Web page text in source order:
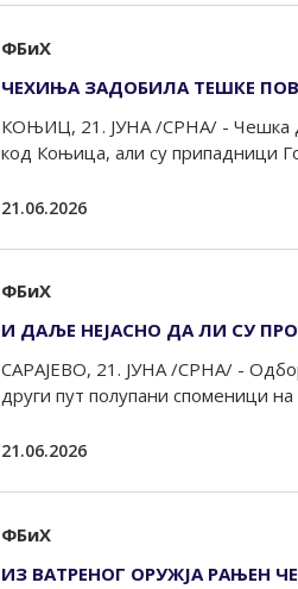
ФБиХ
ЧЕХИЊА ЗАДОБИЛА ТЕШКЕ
КОЊИЦ, 21. ЈУНА /СРНА/ - Чешка
код Коњица, али су припадници
21.06.2026
ФБиХ
И ДАЉЕ НЕЈАСНО ДА ЛИ СУ
САРАЈЕВО, 21. ЈУНА /СРНА/ -
други пут полупани споменици на
21.06.2026
ФБиХ
ИЗ ВАТРЕНОГ ОРУЖЈА РАЊЕН